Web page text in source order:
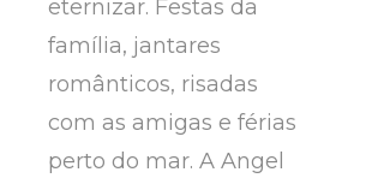
eternizar. Festas da
família, jantares
românticos, risadas
com as amigas e férias
perto do mar. A Angel